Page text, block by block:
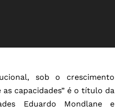
sob o crescimento
capacidades” é o título da
Eduardo Mondlane e